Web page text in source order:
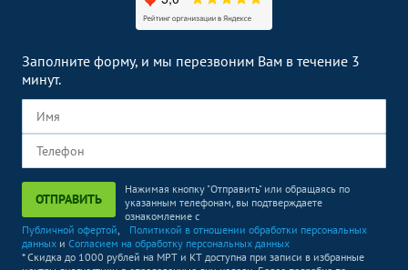
Заполните форму, и мы перезвоним Вам в течение 3
минут.
ОТПРАВИТЬ
Нажимая кнопку "Отправить" или обращаясь по
указанным телефонам, вы подтверждаете
ознакомление с
Публичной офертой,
Политикой в отношении обработки персональных
данных и Согласием на обработку персональных данных
* Скидка до 1000 рублей на МРТ и КТ доступна при записи в избранные